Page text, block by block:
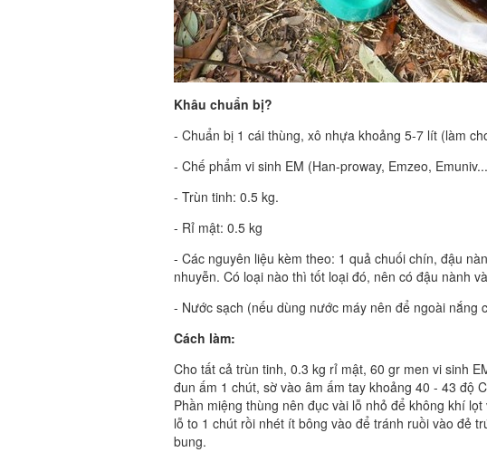
Khâu chuẩn bị?
- Chuẩn bị 1 cái thùng, xô nhựa khoảng 5-7 lít (làm
- Chế phẩm vi sinh EM (Han-proway, Emzeo,
- Trùn tinh: 0.5 kg.
- Rỉ mật: 0.5 kg
- Các nguyên liệu kèm theo: 1 quả chuối chín, đậu
nhuyễn. Có loại nào thì tốt loại đó, nên có đậu nành
- Nước sạch (nếu dùng nước máy nên để ngoài nắng
Cách làm:
Cho tất cả trùn tinh, 0.3 kg rỉ mật, 60 gr men vi sinh
đun ấm 1 chút, sờ vào âm ấm tay khoảng 40 - 43 độ
Phần miệng thùng nên đục vài lỗ nhỏ để không khí
lỗ to 1 chút rồi nhét ít bông vào để tránh ruồi vào đẻ
bung.